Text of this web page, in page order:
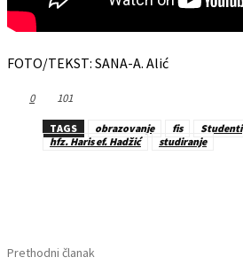
FOTO/TEKST: SANA-A. Alić
0 101
TAGS obrazovanje fis Studenti
hfz. Haris ef. Hadžić
studiranje
Prethodni članak